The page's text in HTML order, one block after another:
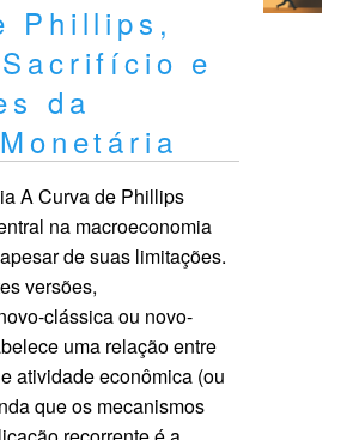
Phillips,
e
da
A Curva de Phillips
na macroeconomia
de suas limitações.
versões,
clássica ou novo-
uma relação entre
atividade econômica (ou
que os mecanismos